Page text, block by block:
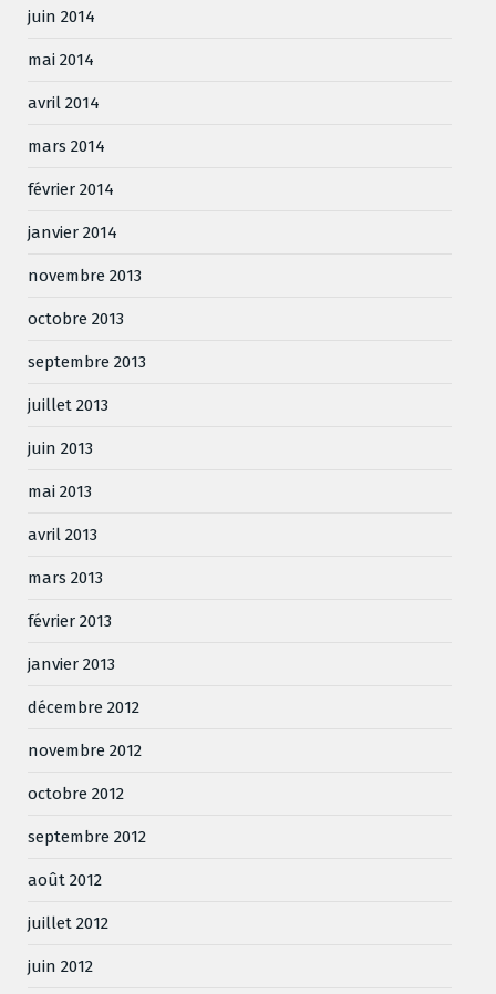
juin 2014
mai 2014
avril 2014
mars 2014
février 2014
janvier 2014
novembre 2013
octobre 2013
septembre 2013
juillet 2013
juin 2013
mai 2013
avril 2013
mars 2013
février 2013
janvier 2013
décembre 2012
novembre 2012
octobre 2012
septembre 2012
août 2012
juillet 2012
juin 2012